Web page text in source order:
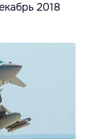
2018